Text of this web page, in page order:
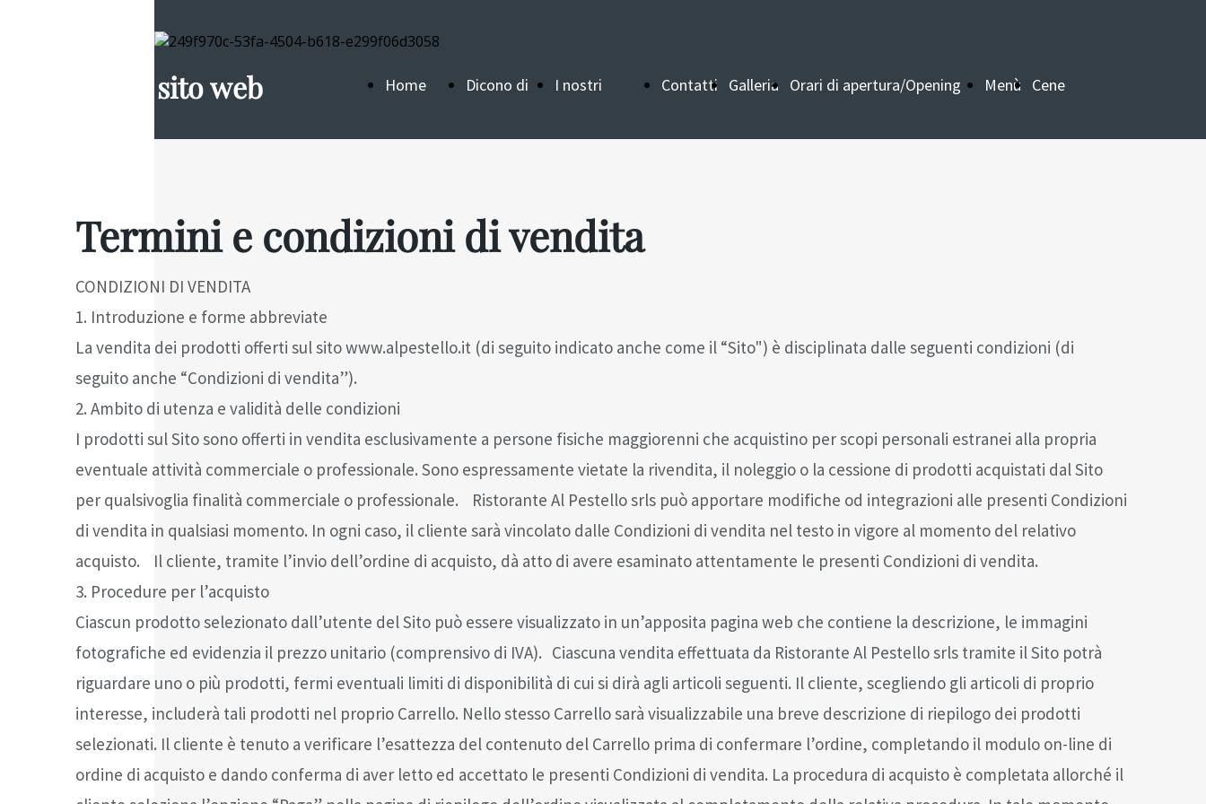
Home Dicono di I nostri Contatti Galleria Orari di apertura/Opening Menù Cene
Il mio sito web
Termini e condizioni di vendita
CONDIZIONI DI VENDITA
1. Introduzione e forme abbreviate
La vendita dei prodotti offerti sul sito www.alpestello.it (di seguito indicato anche come il “Sito") è disciplinata dalle seguenti condizioni (di
seguito anche “Condizioni di vendita”).
2. Ambito di utenza e validità delle condizioni
I prodotti sul Sito sono offerti in vendita esclusivamente a persone fisiche maggiorenni che acquistino per scopi personali estranei alla propria
eventuale attività commerciale o professionale. Sono espressamente vietate la rivendita, il noleggio o la cessione di prodotti acquistati dal Sito
per qualsivoglia finalità commerciale o professionale. Ristorante Al Pestello srls può apportare modifiche od integrazioni alle presenti Condizioni
di vendita in qualsiasi momento. In ogni caso, il cliente sarà vincolato dalle Condizioni di vendita nel testo in vigore al momento del relativo
acquisto. Il cliente, tramite l’invio dell’ordine di acquisto, dà atto di avere esaminato attentamente le presenti Condizioni di vendita.
3. Procedure per l’acquisto
Ciascun prodotto selezionato dall’utente del Sito può essere visualizzato in un’apposita pagina web che contiene la descrizione, le immagini
fotografiche ed evidenzia il prezzo unitario (comprensivo di IVA). Ciascuna vendita effettuata da Ristorante Al Pestello srls tramite il Sito potrà
riguardare uno o più prodotti, fermi eventuali limiti di disponibilità di cui si dirà agli articoli seguenti. Il cliente, scegliendo gli articoli di proprio
interesse, includerà tali prodotti nel proprio Carrello. Nello stesso Carrello sarà visualizzabile una breve descrizione di riepilogo dei prodotti
selezionati. Il cliente è tenuto a verificare l’esattezza del contenuto del Carrello prima di confermare l’ordine, completando il modulo on-line di
ordine di acquisto e dando conferma di aver letto ed accettato le presenti Condizioni di vendita. La procedura di acquisto è completata allorché il